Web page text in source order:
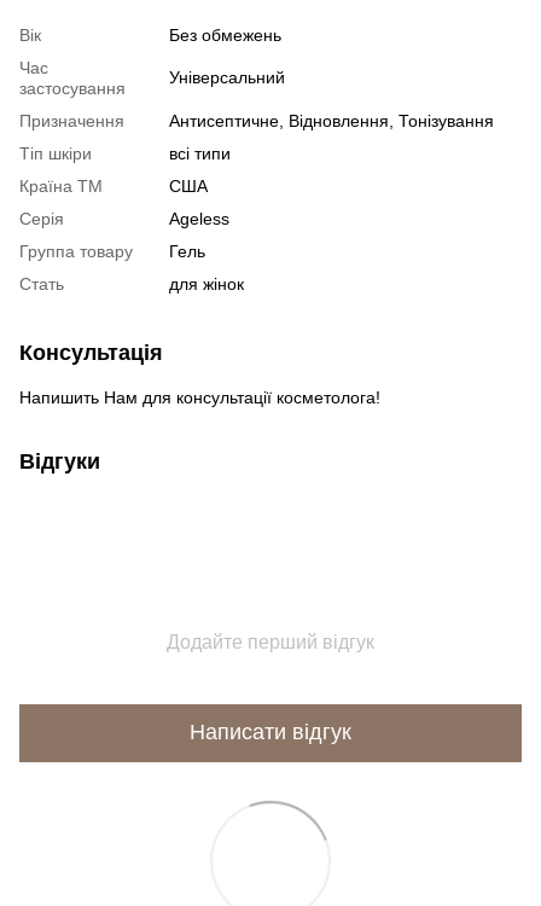
Вік
Без обмежень
Час
застосування
Універсальний
Призначення
Антисептичне, Відновлення, Тонізування
Тіп шкіри
всі типи
Країна ТМ
США
Серія
Ageless
Группа товару
Гель
Cтать
для жінок
Консультація
Напишить Нам для консультації косметолога!
Відгуки
Додайте перший відгук
Написати відгук